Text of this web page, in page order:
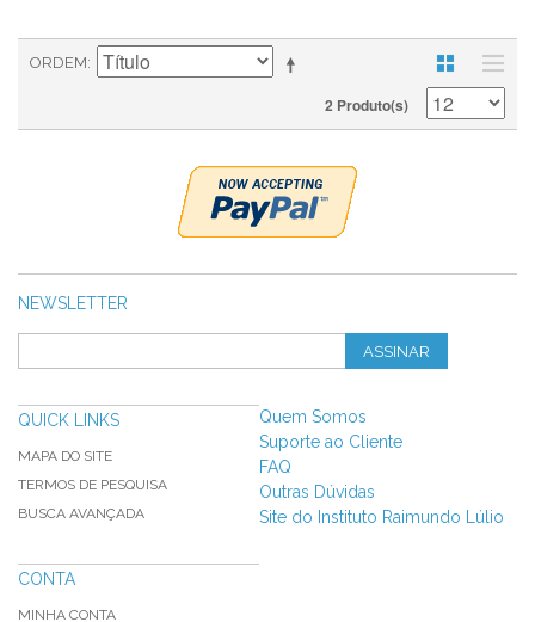
ORDEM
2 Produto(s)
NEWSLETTER
ASSINAR
QUICK LINKS
MAPA DO SITE
TERMOS DE PESQUISA
BUSCA AVANÇADA
CONTA
MINHA CONTA
Quem Somos
Suporte ao Cliente
FAQ
Outras Dúvidas
Site do Instituto Raimundo Lúlio